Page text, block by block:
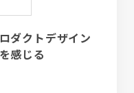
ダクトデザイン
感じる